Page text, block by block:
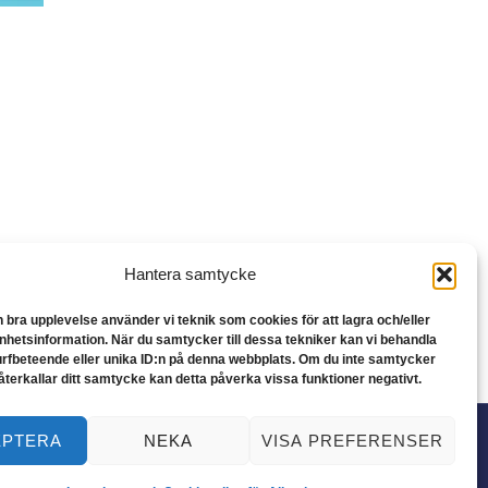
Hantera samtycke
bra upplevelse använder vi teknik som cookies för att lagra och/eller
När du samtycker till dessa tekniker kan vi behandla
eller unika ID:n på denna webbplats. Om du inte samtycker
ditt samtycke kan detta påverka vissa funktioner negativt.
NEKA VISA PREFERENSER